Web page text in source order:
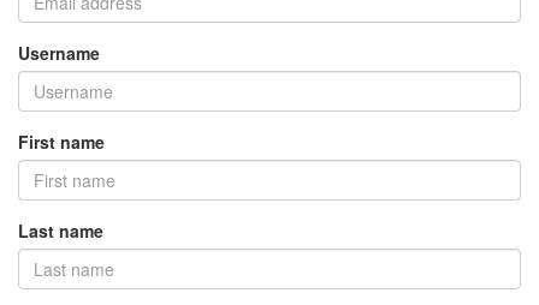
Username
First name
Last name